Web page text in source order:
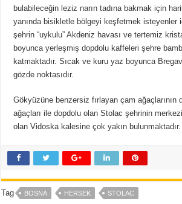
bulabileceğin leziz narın tadına bakmak için
yanında bisikletle bölgeyi keşfetmek isteyenler
şehrin “uykulu” Akdeniz havası ve tertemiz
boyunca yerleşmiş dopdolu kaffeleri şehre
katmaktadır. Sıcak ve kuru yaz boyunca
gözde noktasıdır.
Gökyüzüne benzersiz fırlayan çam ağaçlarının
ağaçları ile dopdolu olan Stolac şehrinin merkezi
olan Vidoska kalesine çok yakın bulunmaktadır.
Tag BOSNA HERSEK STOLAC